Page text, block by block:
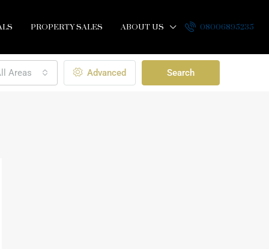
PROPERTY SALES ABOUT US 08006895235
Areas Advanced Search